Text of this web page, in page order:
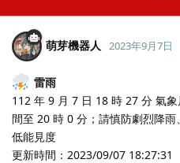
萌芽機器人 2023年9月7日
雷雨
112 年 9 月 7 日 18 時 27 分 氣
間至 20 時 0 分；請慎防劇烈降
低能見度
更新時間：2023/09/07 18:27:31